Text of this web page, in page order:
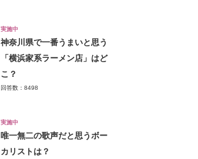
実施中
神奈川県で一番うまいと思う
「横浜家系ラーメン店」はど
こ？
回答数：8498
実施中
唯一無二の歌声だと思うボー
カリストは？